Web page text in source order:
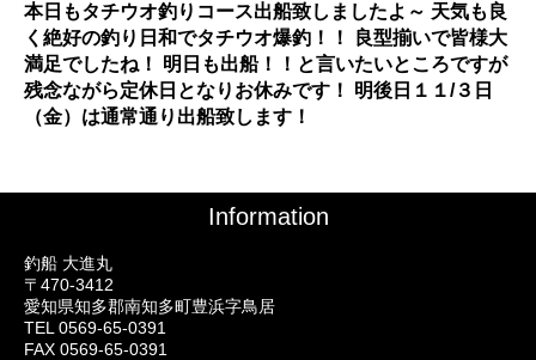
本日もタチウオ釣りコース出船致しましたよ～ 天気も良
く絶好の釣り日和でタチウオ爆釣！！ 良型揃いで皆様大
満足でしたね！ 明日も出船！！と言いたいところですが
残念ながら定休日となりお休みです！ 明後日１１/３日
（金）は通常通り出船致します！
Information
釣船 大進丸
〒470-3412
愛知県知多郡南知多町豊浜字鳥居
TEL 0569-65-0391
FAX 0569-65-0391